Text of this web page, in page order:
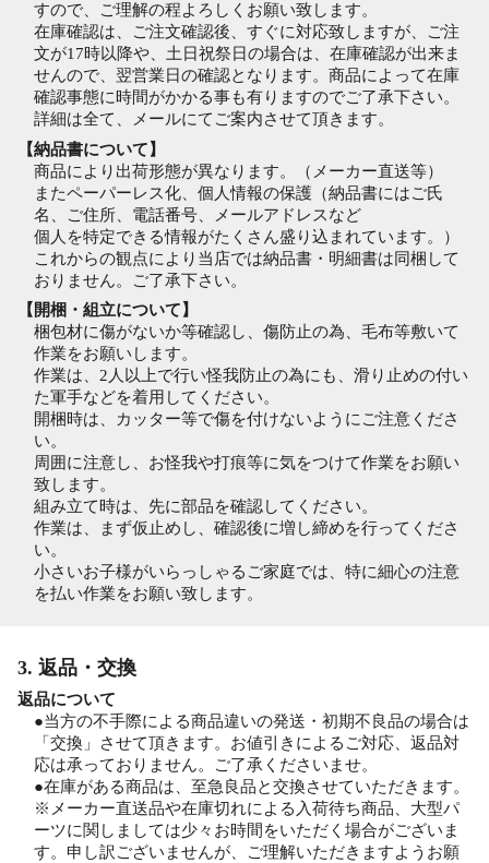
すので、ご理解の程よろしくお願い致します。
在庫確認は、ご注文確認後、すぐに対応致しますが、ご注
文が17時以降や、土日祝祭日の場合は、在庫確認が出来ま
せんので、翌営業日の確認となります。商品によって在庫
確認事態に時間がかかる事も有りますのでご了承下さい。
詳細は全て、メールにてご案内させて頂きます。
【納品書について】
商品により出荷形態が異なります。（メーカー直送等）
またペーパーレス化、個人情報の保護（納品書にはご氏
名、ご住所、電話番号、メールアドレスなど
個人を特定できる情報がたくさん盛り込まれています。）
これからの観点により当店では納品書・明細書は同梱して
おりません。ご了承下さい。
【開梱・組立について】
梱包材に傷がないか等確認し、傷防止の為、毛布等敷いて
作業をお願いします。
作業は、2人以上で行い怪我防止の為にも、滑り止めの付い
た軍手などを着用してください。
開梱時は、カッター等で傷を付けないようにご注意くださ
い。
周囲に注意し、お怪我や打痕等に気をつけて作業をお願い
致します。
組み立て時は、先に部品を確認してください。
作業は、まず仮止めし、確認後に増し締めを行ってくださ
い。
小さいお子様がいらっしゃるご家庭では、特に細心の注意
を払い作業をお願い致します。
3. 返品・交換
返品について
●当方の不手際による商品違いの発送・初期不良品の場合は
「交換」させて頂きます。お値引きによるご対応、返品対
応は承っておりません。ご了承くださいませ。
●在庫がある商品は、至急良品と交換させていただきます。
※メーカー直送品や在庫切れによる入荷待ち商品、大型パ
ーツに関しましては少々お時間をいただく場合がございま
す。申し訳ございませんが、ご理解いただきますようお願